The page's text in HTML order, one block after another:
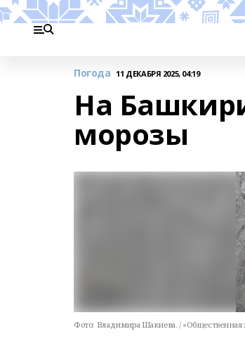
Погода 11 ДЕКАБРЯ 2025, 04:19
На
морозы
Фото: Владимира Шакиева. / «Общественная